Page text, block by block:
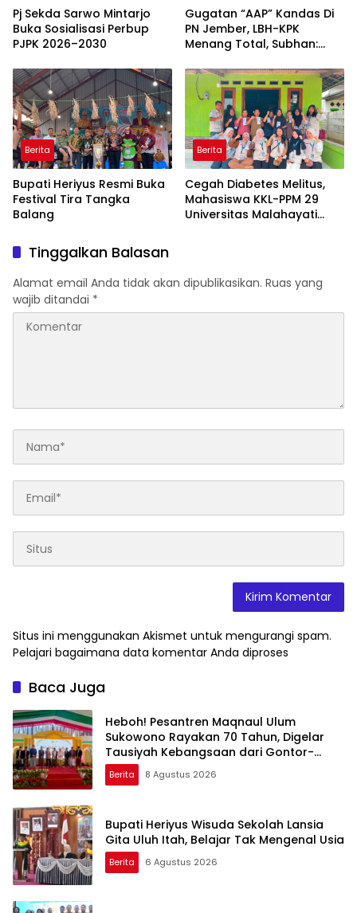
Pj Sekda Sarwo Mintarjo
Buka Sosialisasi Perbup
PJPK 2026–2030
Gugatan “AAP” Kandas Di
PN Jember, LBH-KPK
Menang Total, Subhan:
Berita
Bupati Heriyus Resmi Buka
Festival Tira Tangka
Balang
Berita
Cegah Diabetes Melitus,
Mahasiswa KKL-PPM 29
Universitas Malahayati
Kelurahan Banjarsari
Tinggalkan Balasan
Alamat email Anda tidak akan dipublikasikan. Ruas yang
wajib ditandai *
Situs ini menggunakan Akismet untuk mengurangi spam.
Pelajari bagaimana data komentar Anda diproses
Baca Juga
Heboh! Pesantren Maqnaul Ulum
Sukowono Rayakan 70 Tahun, Digelar
Tausiyah Kebangsaan dari Gontor-
Lirboyo
Berita 8 Agustus 2026
Bupati Heriyus Wisuda Sekolah Lansia
Gita Uluh Itah, Belajar Tak Mengenal Usia
Berita 6 Agustus 2026